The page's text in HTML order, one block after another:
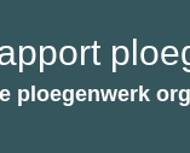
ploegenwerk